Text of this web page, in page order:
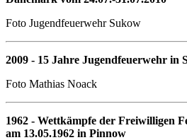
Foto Jugendfeuerwehr Sukow
2009 - 15 Jahre Jugendfeuerwehr in
Foto Mathias Noack
1962 - Wettkämpfe der Freiwilligen
am 13.05.1962 in Pinnow